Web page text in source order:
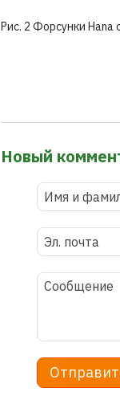
Рис. 2 Форсунки Hana
Новый